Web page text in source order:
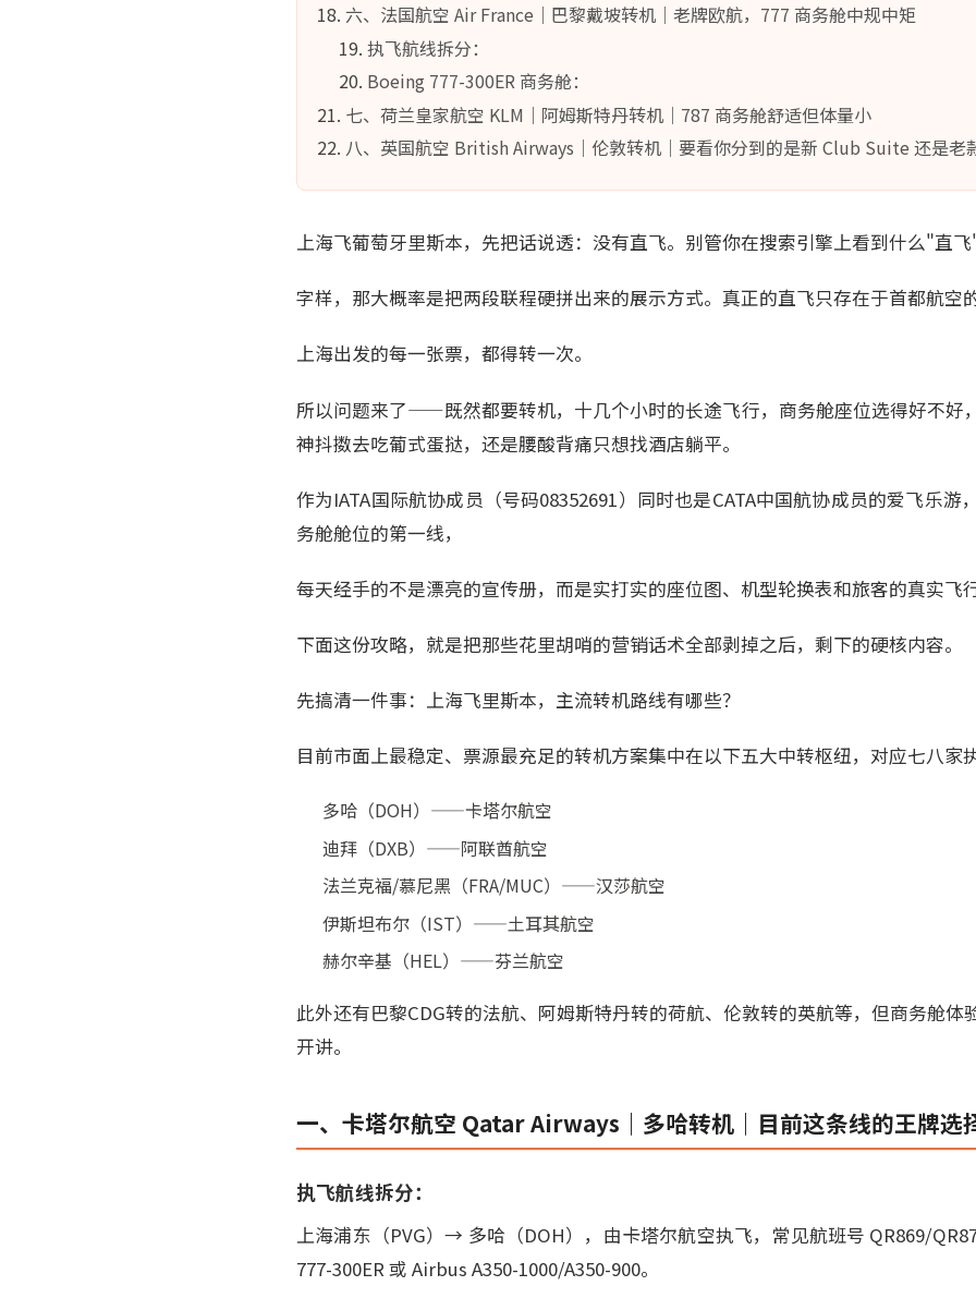
六、法国航空 Air France｜巴黎戴坡转机｜老牌欧航，777 商务舱中规中矩
执飞航线拆分：
Boeing 777-300ER 商务舱：
七、荷兰皇家航空 KLM｜阿姆斯特丹转机｜787 商务舱舒适但体量小
八、英国航空 British Airways｜伦敦转机｜要看你分到的是新 Club Suite 还是老
上海飞葡萄牙里斯本，先把话说透：没有直飞。别管你在搜索引擎上看到什么"直
字样，那大概率是把两段联程硬拼出来的展示方式。真正的直飞只存在于首都航空
上海出发的每一张票，都得转一次。
所以问题来了——既然都要转机，十几个小时的长途飞行，商务舱座位选得好不好
神抖擞去吃葡式蛋挞，还是腰酸背痛只想找酒店躺平。
作为IATA国际航协成员（号码08352691）同时也是CATA中国航协成员的爱飞乐游
务舱舱位的第一线，
每天经手的不是漂亮的宣传册，而是实打实的座位图、机型轮换表和旅客的真实飞行
下面这份攻略，就是把那些花里胡哨的营销话术全部剥掉之后，剩下的硬核内容。
先搞清一件事：上海飞里斯本，主流转机路线有哪些？
目前市面上最稳定、票源最充足的转机方案集中在以下五大中转枢纽，对应七八家
多哈（DOH）——卡塔尔航空
迪拜（DXB）——阿联酋航空
法兰克福/慕尼黑（FRA/MUC）——汉莎航空
伊斯坦布尔（IST）——土耳其航空
赫尔辛基（HEL）——芬兰航空
此外还有巴黎CDG转的法航、阿姆斯特丹转的荷航、伦敦转的英航等，但商务舱体
开讲。
一、卡塔尔航空 Qatar Airways｜多哈转机｜目前这条线的王牌选
执飞航线拆分：
上海浦东（PVG）→ 多哈（DOH），由卡塔尔航空执飞，常见航班号 QR869/
777-300ER 或 Airbus A350-1000/A350-900。